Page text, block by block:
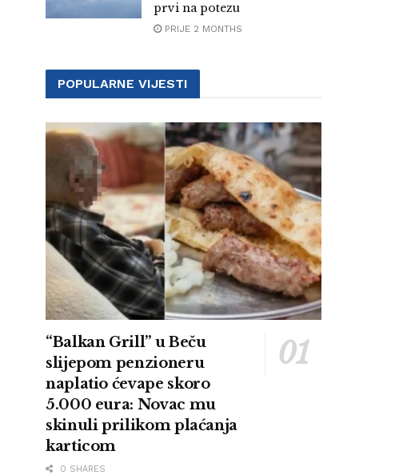
prvi na potezu
PRIJE 2 MONTHS
POPULARNE VIJESTI
“Balkan Grill” u Beču
slijepom penzioneru
naplatio ćevape skoro
5.000 eura: Novac mu
skinuli prilikom plaćanja
karticom
0 SHARES